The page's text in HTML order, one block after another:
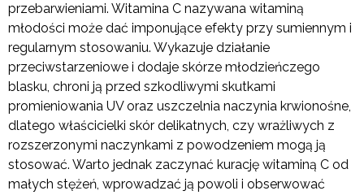
przebarwieniami. Witamina C nazywana witaminą
młodości może dać imponujące efekty przy sumiennym i
regularnym stosowaniu. Wykazuje działanie
przeciwstarzeniowe i dodaje skórze młodzieńczego
blasku, chroni ją przed szkodliwymi skutkami
promieniowania UV oraz uszczelnia naczynia krwionośne,
dlatego właścicielki skór delikatnych, czy wrażliwych z
rozszerzonymi naczynkami z powodzeniem mogą ją
stosować. Warto jednak zaczynać kurację witaminą C od
małych stężeń, wprowadzać ją powoli i obserwować